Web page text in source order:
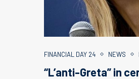
FINANCIAL DAY 24 NEWS
“L’anti-Greta” in